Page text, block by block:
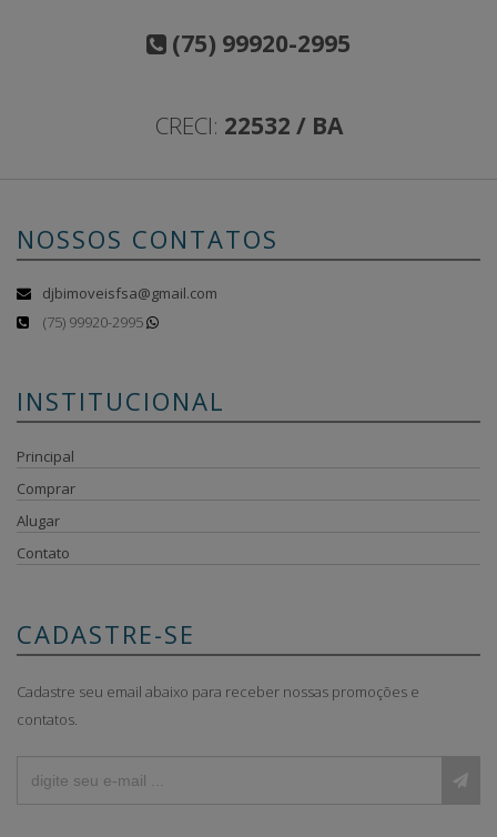
(75) 99920-2995
CRECI: 22532 / BA
NOSSOS CONTATOS
djbimoveisfsa@gmail.com
(75) 99920-2995
INSTITUCIONAL
Principal
Comprar
Alugar
Contato
CADASTRE-SE
Cadastre seu email abaixo para receber nossas promoções e
contatos.